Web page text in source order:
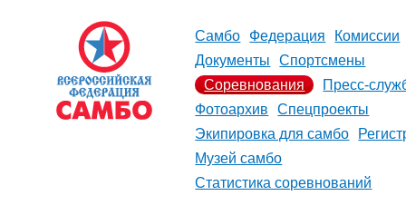
Самбо Федерация
Комиссии
Документы
Спортсмены
Соревнования
Пресс-
Фотоархив
Спецпроекты
Экипировка для самбо
Музей самбо
Статистика соревнований